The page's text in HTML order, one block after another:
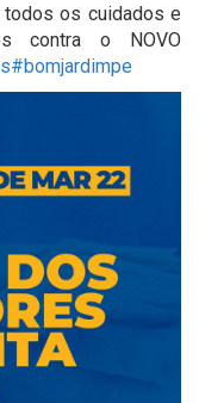
todos os cuidados e
contra o NOVO
#bomjardimpe